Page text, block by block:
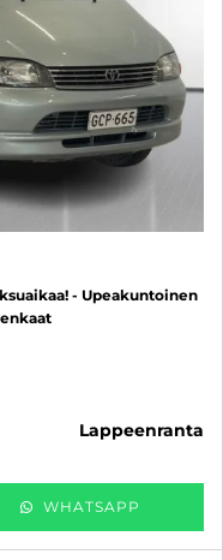
- Upeakuntoinen
lappeenranta
WHATSAPP